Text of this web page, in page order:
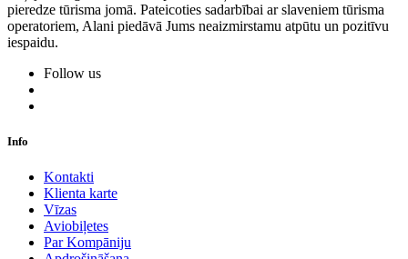
pieredze tūrisma jomā. Pateicoties sadarbībai ar slaveniem tūrisma
operatoriem, Alani piedāvā Jums neaizmirstamu atpūtu un pozitīvu
iespaidu.
Follow us
Info
Kontakti
Klienta karte
Vīzas
Aviobiļetes
Par Kompāniju